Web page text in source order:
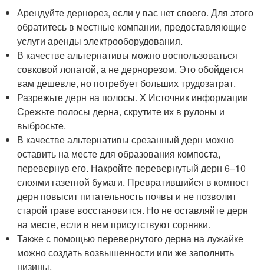
Арендуйте дернорез, если у вас нет своего. Для этого
обратитесь в местные компании, предоставляющие
услуги аренды электрооборудования.
В качестве альтернативы можно воспользоваться
совковой лопатой, а не дернорезом. Это обойдется
вам дешевле, но потребует больших трудозатрат.
Разрежьте дерн на полосы. X Источник информации
Срежьте полосы дерна, скрутите их в рулоны и
выбросьте.
В качестве альтернативы срезанный дерн можно
оставить на месте для образования компоста,
перевернув его. Накройте перевернутый дерн 6–10
слоями газетной бумаги. Превратившийся в компост
дерн повысит питательность почвы и не позволит
старой траве восстановится. Но не оставляйте дерн
на месте, если в нем присутствуют сорняки.
Также с помощью перевернутого дерна на лужайке
можно создать возвышенности или же заполнить
низины.